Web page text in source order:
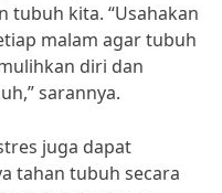
tubuh kita. “Usahakan
malam agar tubuh
diri dan
sarannya.
juga dapat
tahan tubuh secara